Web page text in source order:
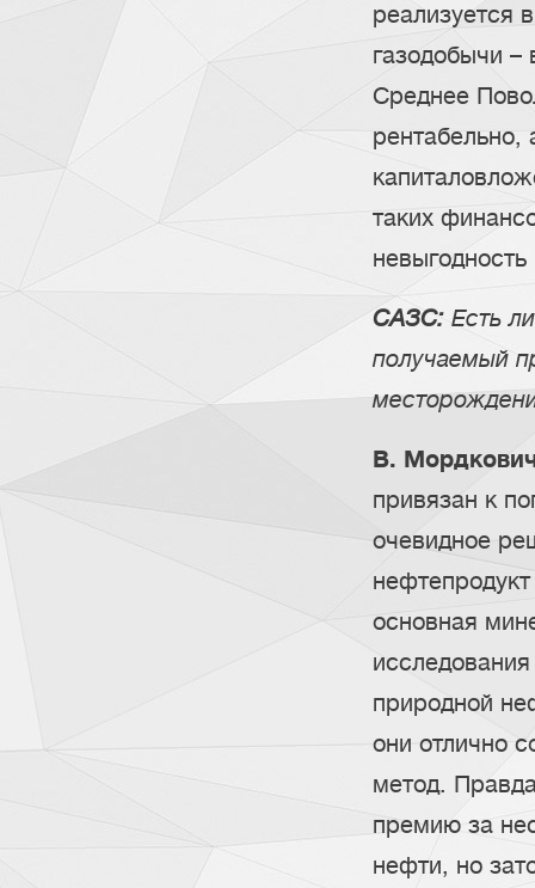
реализуется
газодобычи –
Среднее
рентабельно,
таких
САЗС: Есть
получаемый
В.
привязан к
очевидное
основная
природной
они отлично
метод.
премию за
нефти, но